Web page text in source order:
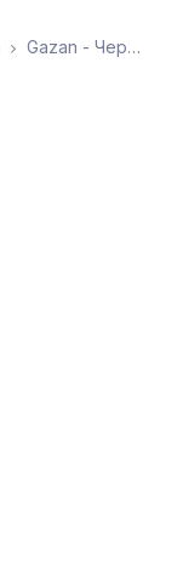
Gazan - Черемша